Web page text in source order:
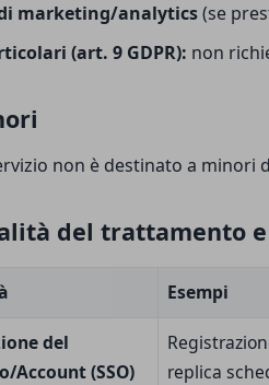
marketing/analytics(se
(art. 9 GDPR): non
non è destinato a minori
del trattamento
Esempi
del
Account (SSO)
replica